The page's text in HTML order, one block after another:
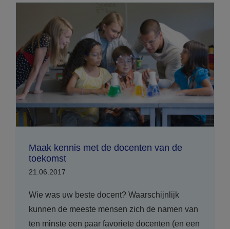
Maak kennis met de docenten van de
toekomst
21.06.2017
Wie was uw beste docent? Waarschijnlijk
kunnen de meeste mensen zich de namen van
ten minste een paar favoriete docenten (en een